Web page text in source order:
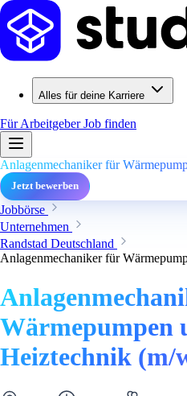
Alles für deine Karriere
Für ArbeitgeberJob finden
Anlagenmechaniker für
Jetzt bewerben
Jobbörse
Unternehmen
Randstad Deutschland
Anlagenmechaniker für
Wärmepumpen
Heiztechnik (m/